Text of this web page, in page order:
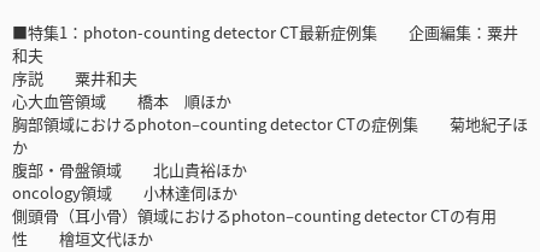
■特集1：photon-counting detector CT最新症例集 企画編集：粟井
和夫
序説 粟井和夫
心大血管領域 橋本 順ほか
胸部領域におけるphoton–counting detector CTの症例集 菊地紀子ほ
か
腹部・骨盤領域 北山貴裕ほか
oncology領域 小林達伺ほか
側頭骨（耳小骨）領域におけるphoton–counting detector CTの有用
性 檜垣文代ほか